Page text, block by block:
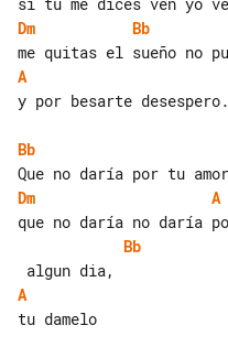
Dm
Bb
A
y por besarte desespero.
Bb
Dm
A
Bb
A
tu damelo